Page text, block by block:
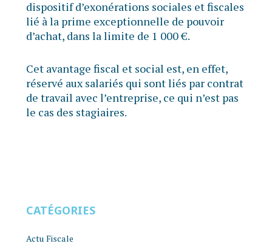
dispositif d’exonérations sociales et fiscales
lié à la prime exceptionnelle de pouvoir
d’achat, dans la limite de 1 000 €.
Cet avantage fiscal et social est, en effet,
réservé aux salariés qui sont liés par contrat
de travail avec l’entreprise, ce qui n’est pas
le cas des stagiaires.
CATÉGORIES
Actu Fiscale